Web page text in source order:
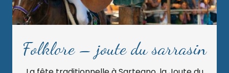
Folklore – joute du sarrasin